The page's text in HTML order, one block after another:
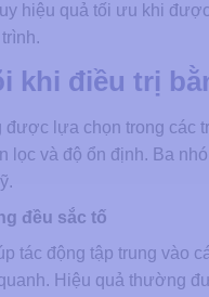
hiệu quả tối ưu khi
khi điều trị
được lựa chọn trong các
lọc và độ ổn định. Ba
đều sắc tố
tác động tập trung vào
Hiệu quả thường